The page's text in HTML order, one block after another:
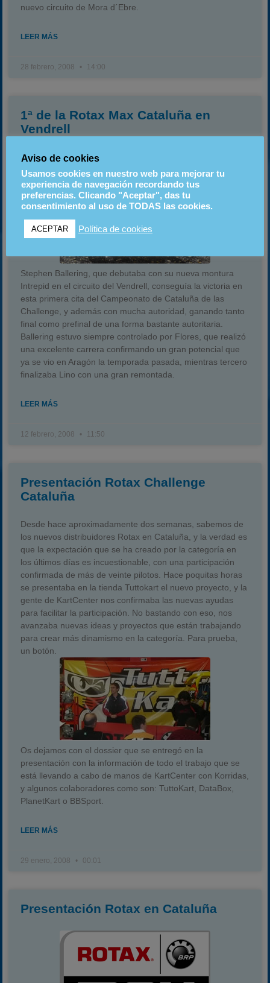
nuevo circuito de Mora d´Ebre.
LEER MÁS
28 febrero, 2008 14:00
1ª de la Rotax Max Cataluña en
Vendrell
Stephen Ballering, que debutaba con su nueva montura
Intrepid en el circuito del Vendrell, conseguía la victoria en
esta primera cita del Campeonato de Cataluña de las
Challenge, y además con mucha autoridad, ganando tanto
final como prefinal de una forma bastante autoritaria.
Ballering estuvo siempre controlado por Flores, que realizó
una excelente carrera confirmando un gran potencial que
ya se vio en Aragón la temporada pasada, mientras tercero
finalizaba Lino con una gran remontada.
LEER MÁS
12 febrero, 2008 11:50
Presentación Rotax Challenge
Cataluña
Desde hace aproximadamente dos semanas, sabemos de
los nuevos distribuidores Rotax en Cataluña, y la verdad es
que la expectación que se ha creado por la categoría en
los últimos días es incuestionable, con una participación
confirmada de más de veinte pilotos. Hace poquitas horas
se presentaba en la tienda Tuttokart el nuevo proyecto, y la
gente de KartCenter nos confirmaba las nuevas ayudas
para facilitar la participación. No bastando con eso, nos
avanzaba nuevas ideas y proyectos que están trabajando
para crear más dinamismo en la categoría. Para prueba,
un botón.
Os dejamos con el dossier que se entregó en la
presentación con la información de todo el trabajo que se
está llevando a cabo de manos de KartCenter con Korridas,
y algunos colaboradores como son: TuttoKart, DataBox,
PlanetKart o BBSport.
LEER MÁS
29 enero, 2008 00:01
Presentación Rotax en Cataluña
Aviso de cookies
Usamos cookies en nuestro web para mejorar tu
experiencia de navegación recordando tus
preferencias. Clicando "Aceptar", das tu
consentimiento al uso de TODAS las cookies.
ACEPTAR Política de cookies